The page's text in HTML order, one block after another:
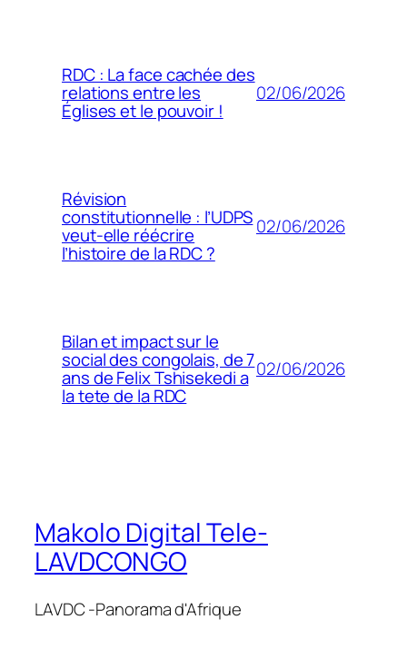
RDC : La face cachée des
relations entre les
Églises et le pouvoir !
02/06/2026
Révision
constitutionnelle : l’UDPS
veut-elle réécrire
l’histoire de la RDC ?
02/06/2026
Bilan et impact sur le
social des congolais, de 7
ans de Felix Tshisekedi a
la tete de la RDC
02/06/2026
Makolo Digital Tele-
LAVDCONGO
LAVDC -Panorama d'Afrique